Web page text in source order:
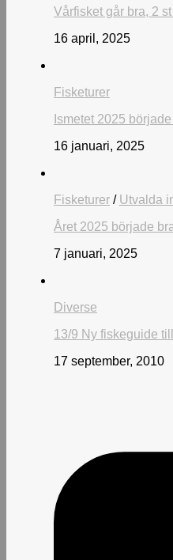
Vårfisket går bra, 2
16 april, 2025
Fisketurer
Ismetet 2025
16 januari, 2025
Fisketurer / Utvalda
Året 2025 började
7 januari, 2025
Diverse
13/9 Ny fiskeguide
17 september, 2010